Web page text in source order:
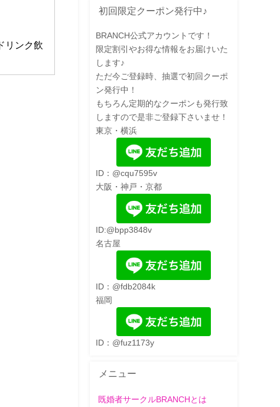
リンク飲
初回限定クーポン発行中♪
BRANCH公式アカウントです！
限定割引やお得な情報をお届けいた
します♪
ただ今ご登録時、抽選で初回クーポ
ン発行中！
もちろん定期的なクーポンも発行致
しますので是非ご登録下さいませ！
東京・横浜
ID：@cqu7595v
大阪・神戸・京都
ID:@bpp3848v
名古屋
ID：@fdb2084k
福岡
ID：@fuz1173y
メニュー
既婚者サークルBRANCHとは